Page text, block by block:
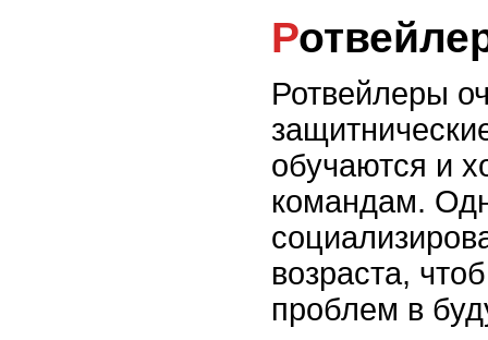
Ротвейлеры
обучаются и
командам.
возраста,
проблем в